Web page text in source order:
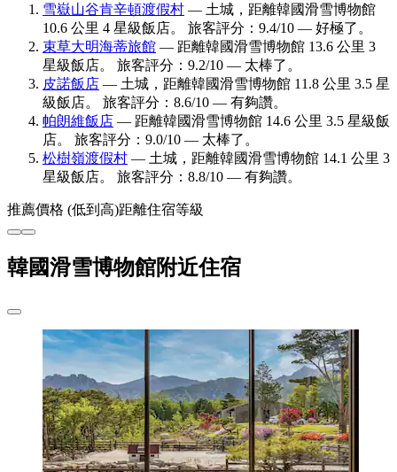
雪嶽山谷肯辛頓渡假村 — 土城，距離韓國滑雪博物館
10.6 公里 4 星級飯店。 旅客評分：9.4/10 — 好極了。
束草大明海蒂旅館 — 距離韓國滑雪博物館 13.6 公里 3
星級飯店。 旅客評分：9.2/10 — 太棒了。
皮諾飯店 — 土城，距離韓國滑雪博物館 11.8 公里 3.5 星
級飯店。 旅客評分：8.6/10 — 有夠讚。
帕朗維飯店 — 距離韓國滑雪博物館 14.6 公里 3.5 星級飯
店。 旅客評分：9.0/10 — 太棒了。
松樹嶺渡假村 — 土城，距離韓國滑雪博物館 14.1 公里 3
星級飯店。 旅客評分：8.8/10 — 有夠讚。
推薦價格 (低到高)距離住宿等級
韓國滑雪博物館附近住宿